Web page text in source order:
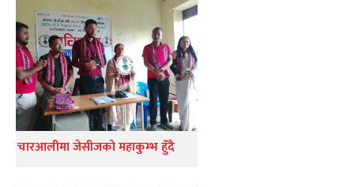
चारआलीमा जेसीजको महाकुम्भ हुँदै